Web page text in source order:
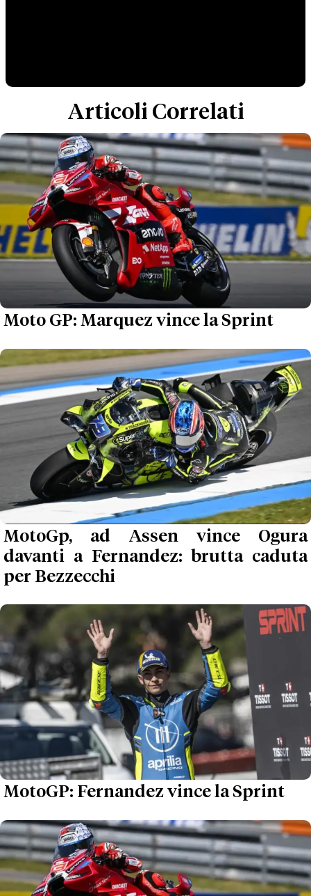
Articoli Correlati
Moto GP: Marquez vince la Sprint
MotoGp, ad Assen vince Ogura
davanti a Fernandez: brutta caduta
per Bezzecchi
MotoGP: Fernandez vince la Sprint